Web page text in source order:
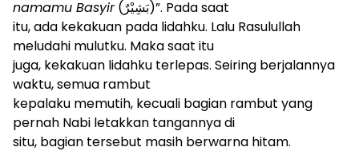
namamu Basyir (بَشِيْرٌ)”. Pada saat
itu, ada kekakuan pada lidahku. Lalu Rasulullah
meludahi mulutku. Maka saat itu
juga, kekakuan lidahku terlepas. Seiring berjalannya
waktu, semua rambut
kepalaku memutih, kecuali bagian rambut yang
pernah Nabi letakkan tangannya di
situ, bagian tersebut masih berwarna hitam.